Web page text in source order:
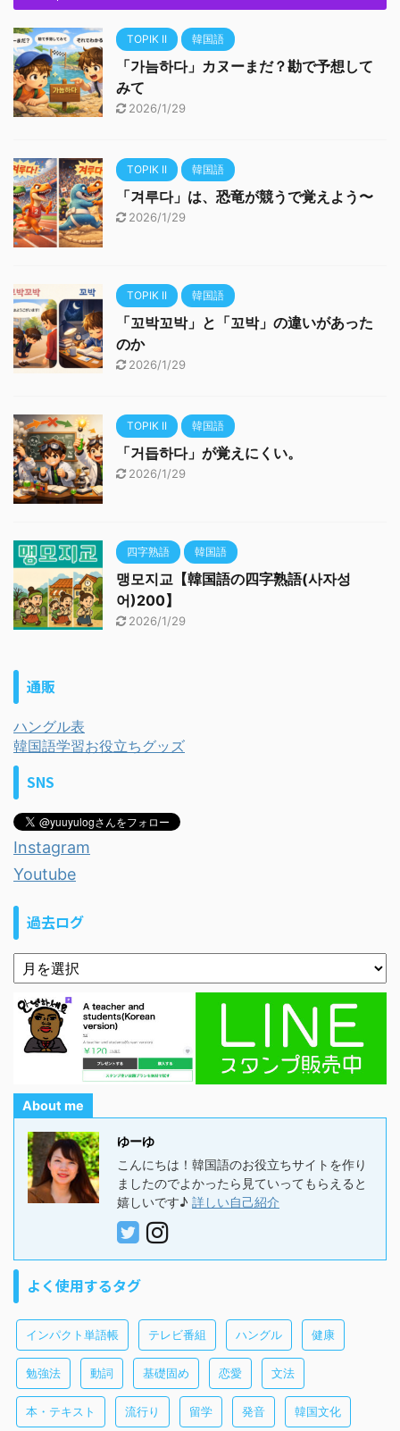
TOPIK II 韓国語
「가늠하다」カヌーまだ？勘で予想して
みて
2026/1/29
TOPIK II 韓国語
「겨루다」は、恐竜が競うで覚えよう〜
2026/1/29
TOPIK II 韓国語
「꼬박꼬박」と「꼬박」の違いがあった
のか
2026/1/29
TOPIK II 韓国語
「거듭하다」が覚えにくい。
2026/1/29
四字熟語 韓国語
맹모지교【韓国語の四字熟語(사자성
어)200】
2026/1/29
通販
ハングル表
韓国語学習お役立ちグッズ
SNS
Instagram
Youtube
過去ログ
About me
ゆーゆ
こんにちは！韓国語のお役立ちサイトを作り
ましたのでよかったら見ていってもらえると
嬉しいです♪ 詳しい自己紹介
よく使用するタグ
インパクト単語帳 テレビ番組 ハングル 健康
勉強法 動詞 基礎固め 恋愛 文法
本・テキスト 流行り 留学 発音 韓国文化